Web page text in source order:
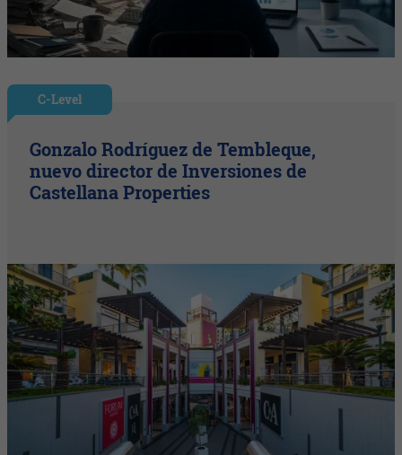
C-Level
Gonzalo Rodríguez de Tembleque,
nuevo director de Inversiones de
Castellana Properties